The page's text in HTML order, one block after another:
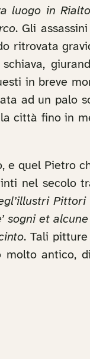
luogo in
. Gli
ritrovata
in breve
ad un palo
città fino in
e quel Pietro
nel secolo
sogni et
. Tali
antico,